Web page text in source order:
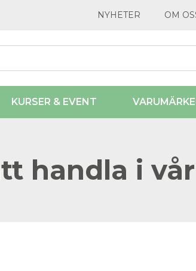
NYHETER OM
KURSER & EVENT
handla i